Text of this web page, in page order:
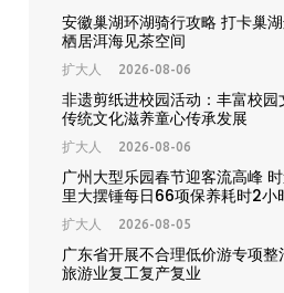
安徽巢湖环湖骑行攻略 打卡巢
栖居洱海见茶空间
扩大人 2026-08-06
非遗剪纸进校园活动：丰富校园
传统文化滋养童心传承发展
扩大人 2026-08-06
广州大型乐园春节迎客流高峰 时
里大摆锤每日66项保养耗时2小
扩大人 2026-08-05
广东省开展不合理低价游专项整
旅游业复工复产复业